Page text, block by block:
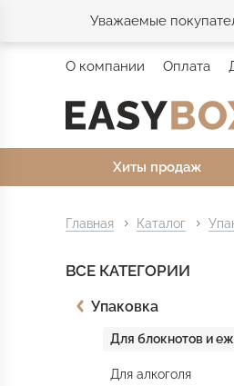
Уважаемые
О компании Оплата
Хиты продаж
Главная Каталог
ВСЕ КАТЕГОРИИ
Упаковка
Для алкоголя
Для блокнотов и